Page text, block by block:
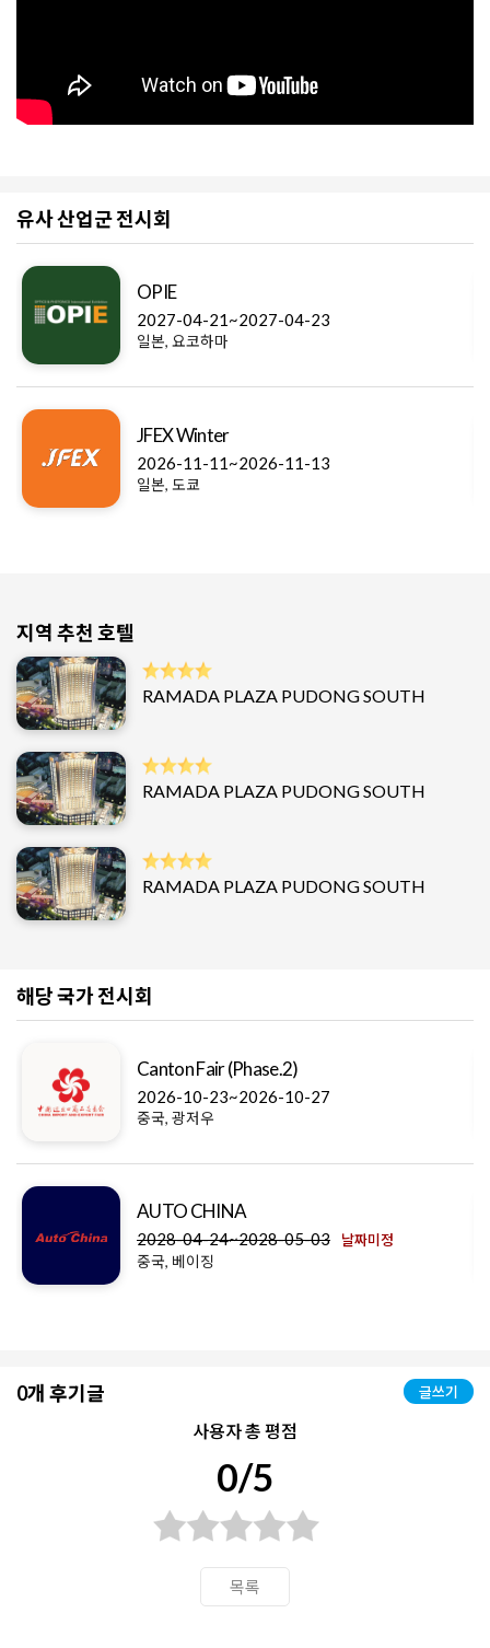
유사 산업군 전시회
OPIE
2027-04-21~2027-04-23
일본, 요코하마
JFEX Winter
2026-11-11~2026-11-13
일본, 도쿄
지역 추천 호텔
RAMADA PLAZA PUDONG SOUTH
RAMADA PLAZA PUDONG SOUTH
RAMADA PLAZA PUDONG SOUTH
해당 국가 전시회
Canton Fair (Phase.2)
2026-10-23~2026-10-27
중국, 광저우
AUTO CHINA
2028-04-24~2028-05-03 날짜미정
중국, 베이징
0개 후기글 글쓰기
사용자 총 평점
0/5
목록